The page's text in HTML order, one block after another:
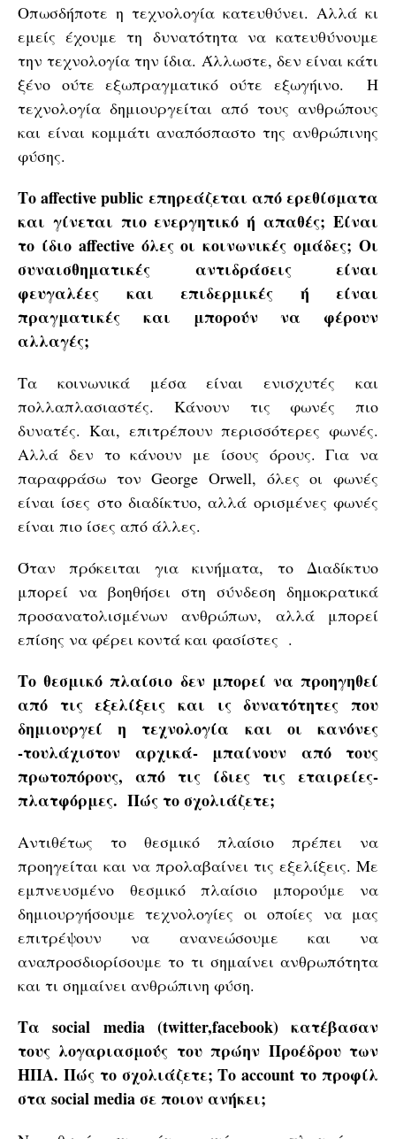
Οπωσδήποτε η τεχνολογία κατευθύνει. Αλλά κι
εμείς έχουμε τη δυνατότητα να κατευθύνουμε
την τεχνολογία την ίδια. Άλλωστε, δεν είναι κάτι
ξένο ούτε εξωπραγματικό ούτε εξωγήινο. Η
τεχνολογία δημιουργείται από τους ανθρώπους
και είναι κομμάτι αναπόσπαστο της ανθρώπινης
φύσης.
Το affective public επηρεάζεται από ερεθίσματα
και γίνεται πιο ενεργητικό ή απαθές; Είναι
το ίδιο affective όλες οι κοινωνικές ομάδες; Οι
συναισθηματικές αντιδράσεις είναι
φευγαλέες και επιδερμικές ή είναι
πραγματικές και μπορούν να φέρουν
αλλαγές;
Τα κοινωνικά μέσα είναι ενισχυτές και
πολλαπλασιαστές. Κάνουν τις φωνές πιο
δυνατές. Και, επιτρέπουν περισσότερες φωνές.
Αλλά δεν το κάνουν με ίσους όρους. Για να
παραφράσω τον George Orwell, όλες οι φωνές
είναι ίσες στο διαδίκτυο, αλλά ορισμένες φωνές
είναι πιο ίσες από άλλες.
Όταν πρόκειται για κινήματα, το Διαδίκτυο
μπορεί να βοηθήσει στη σύνδεση δημοκρατικά
προσανατολισμένων ανθρώπων, αλλά μπορεί
επίσης να φέρει κοντά και φασίστες .
Το θεσμικό πλαίσιο δεν μπορεί να προηγηθεί
από τις εξελίξεις και ις δυνατότητες που
δημιουργεί η τεχνολογία και οι κανόνες
-τουλάχιστον αρχικά- μπαίνουν από τους
πρωτοπόρους, από τις ίδιες τις εταιρείες-
πλατφόρμες. Πώς το σχολιάζετε;
Αντιθέτως το θεσμικό πλαίσιο πρέπει να
προηγείται και να προλαβαίνει τις εξελίξεις. Με
εμπνευσμένο θεσμικό πλαίσιο μπορούμε να
δημιουργήσουμε τεχνολογίες οι οποίες να μας
επιτρέψουν να ανανεώσουμε και να
αναπροσδιορίσουμε το τι σημαίνει ανθρωπότητα
και τι σημαίνει ανθρώπινη φύση.
Τα social media (twitter,facebook) κατέβασαν
τους λογαριασμούς του πρώην Προέδρου των
ΗΠΑ. Πώς το σχολιάζετε; Το account το προφίλ
στα socialmedia σε ποιον ανήκει;